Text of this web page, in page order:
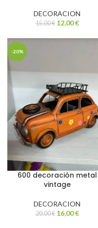
DECORACION
15,00€ 12,00€
-20%
600 decoración metal
vintage
DECORACION
20,00€ 16,00€